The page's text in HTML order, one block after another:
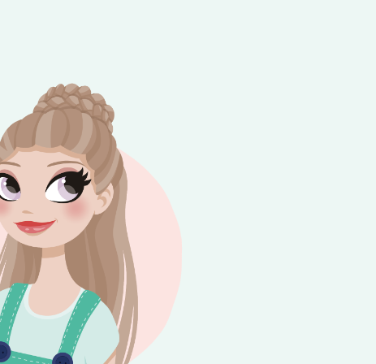
besteding van €10,-. Geldig tot en met